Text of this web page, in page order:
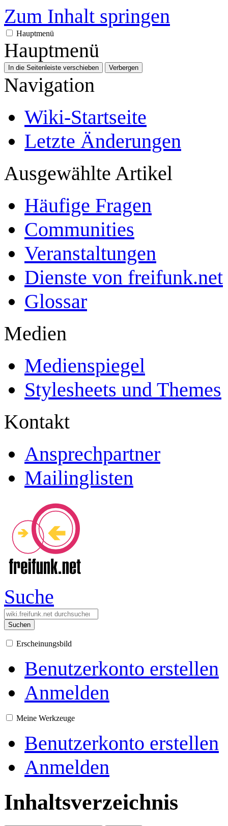
Zum Inhalt springen
Hauptmenü
Hauptmenü
In die Seitenleiste verschieben Verbergen
Navigation
Wiki-Startseite
Letzte Änderungen
Ausgewählte Artikel
Häufige Fragen
Communities
Veranstaltungen
Dienste von freifunk.net
Glossar
Medien
Medienspiegel
Stylesheets und Themes
Kontakt
Ansprechpartner
Mailinglisten
Suche
Suchen
Erscheinungsbild
Benutzerkonto erstellen
Anmelden
Meine Werkzeuge
Benutzerkonto erstellen
Anmelden
Inhaltsverzeichnis